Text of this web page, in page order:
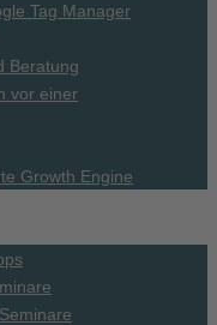
Tag Manager
Beratung
vor einer
Growth Engine